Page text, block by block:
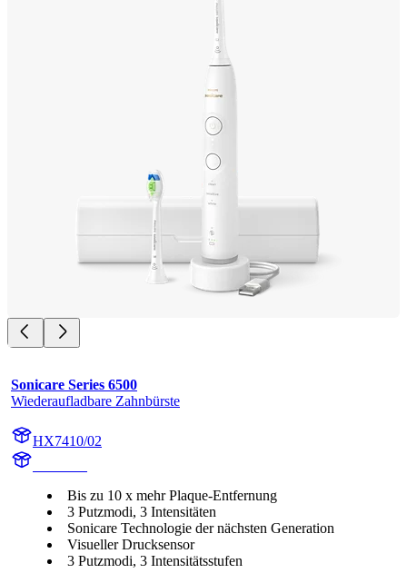
Sonicare Series 6500
Wiederaufladbare Zahnbürste
HX7410/02
Bis zu 10 x mehr Plaque-Entfernung
3 Putzmodi, 3 Intensitäten
Sonicare Technologie der nächsten Generation
Visueller Drucksensor
3 Putzmodi, 3 Intensitätsstufen